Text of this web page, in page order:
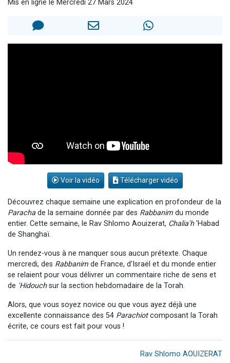
Mis en ligne le Mercredi 27 Mars 2024
Voir la vidéo Télécharger vidéo
Découvrez chaque semaine une explication en profondeur de la
Parachade la semaine donnée par des Rabbanim du monde
entier. Cette semaine, le Rav Shlomo Aouizerat, Chalia'h'Habad
de Shanghaï.
Un rendez-vous à ne manquer sous aucun prétexte. Chaque
mercredi, des Rabbanim de France, d'Israël et du monde entier
se relaient pour vous délivrer un commentaire riche de sens et
de 'Hidouchsur la section hebdomadaire de la Torah.
Alors, que vous soyez novice ou que vous ayez déjà une
excellente connaissance des 54 Parachiotcomposant la Torah
écrite, ce cours est fait pour vous !
Rav Shlomo AOUIZERAT